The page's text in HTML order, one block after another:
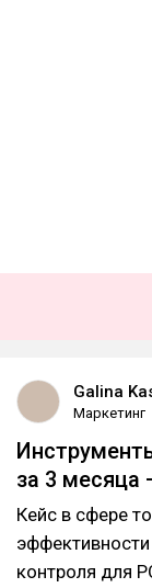
Galina
Маркетинг
за 3 месяца
Кейс в сфере
контроля для